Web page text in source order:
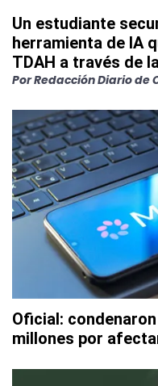
Un estudiante
herramienta de IA
TDAH a través de
PorRedacción Diario de
Oficial:
millones por